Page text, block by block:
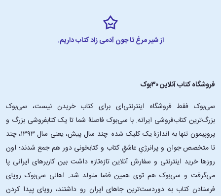
از شیر مرغ تا جون آدمی زاد کتاب داریم.
فروشگاه کتاب آنلاین ۳۰بوک
سی‌بوک فقط فروشگاه اینترنتی‌ای برای کتاب خریدن نیست، سی‌بوک
بزرگ‌ترین کتاب‌فروشی ایرانه. با سی‌بوک فاصلۀ شما تا یک کتابفروشی بزرگ و
پروپیمون تنها به اندازۀ یک کلیک شده. چند سال پیش، یعنی سال ۱۳۹۳، چند
تا متخصص جوان و پرانرژیِ عاشقِ کتاب و کتابخونی دور هم جمع شدند؛ اون‌
روزها خرید اینترنتی و سفارش آنلاین تازه‌تازه داشت بین کاربرهای ایرانی پا
می‌گرفت و سی‌بوک هم توی همین فضا متولد شد. اهالی سی‌بوک رویای
فرستادن کتاب به دوردست‌ترین جاهای ایران رو داشتند، رویای پیدا کردن